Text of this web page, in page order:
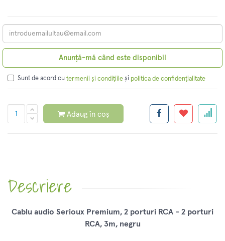
Anunță-mă când este disponibil
Sunt de acord cu termenii și condițiile și politica de confidențialitate
Adaug în coș
Descriere
Cablu audio Serioux Premium, 2 porturi RCA - 2 porturi
RCA, 3m, negru